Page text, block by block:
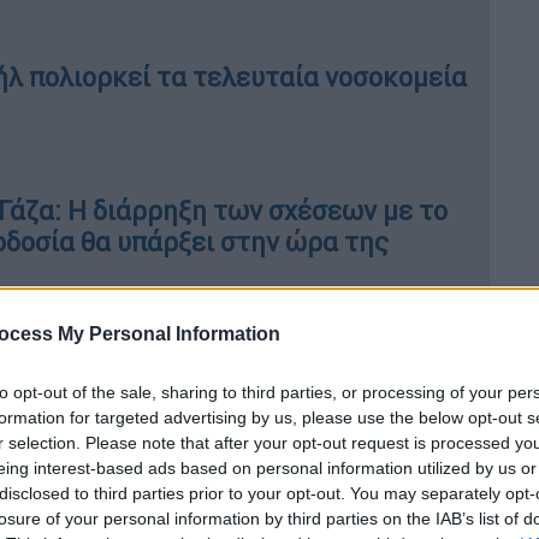
My Personal Information
opt-out of the sale, sharing to third parties, or processing of your
for targeted advertising by us, please use the below opt-out
selection. Please note that after your opt-out request is processed
interest-based ads based on personal information utilized by us
to third parties prior to your opt-out. You may separately
of your personal information by third parties on the IAB’s list of
πολιορκεί τα τελευταία νοσοκομεία
Η διάρρηξη των σχέσεων με το
θα υπάρξει στην ώρα της
της ισραηλινής πρεσβείας,
στην Ουάσιγκτον όταν ένας
άρχισε να τους πυροβολεί.
της ισραηλινής πρεσβείας και τη
στην πρεσβεία.